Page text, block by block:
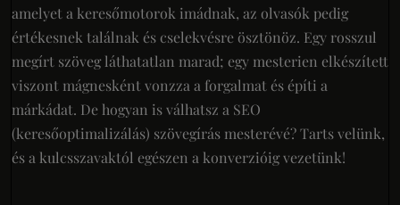
amelyet a keresőmotorok imádnak, az olvasók pedig
értékesnek találnak és cselekvésre ösztönöz. Egy rosszul
megírt szöveg láthatatlan marad; egy mesterien elkészített
viszont mágnesként vonzza a forgalmat és építi a
márkádat. De hogyan is válhatsz a SEO
(keresőoptimalizálás) szövegírás mesterévé? Tarts velünk,
és a kulcsszavaktól egészen a konverzióig vezetünk!